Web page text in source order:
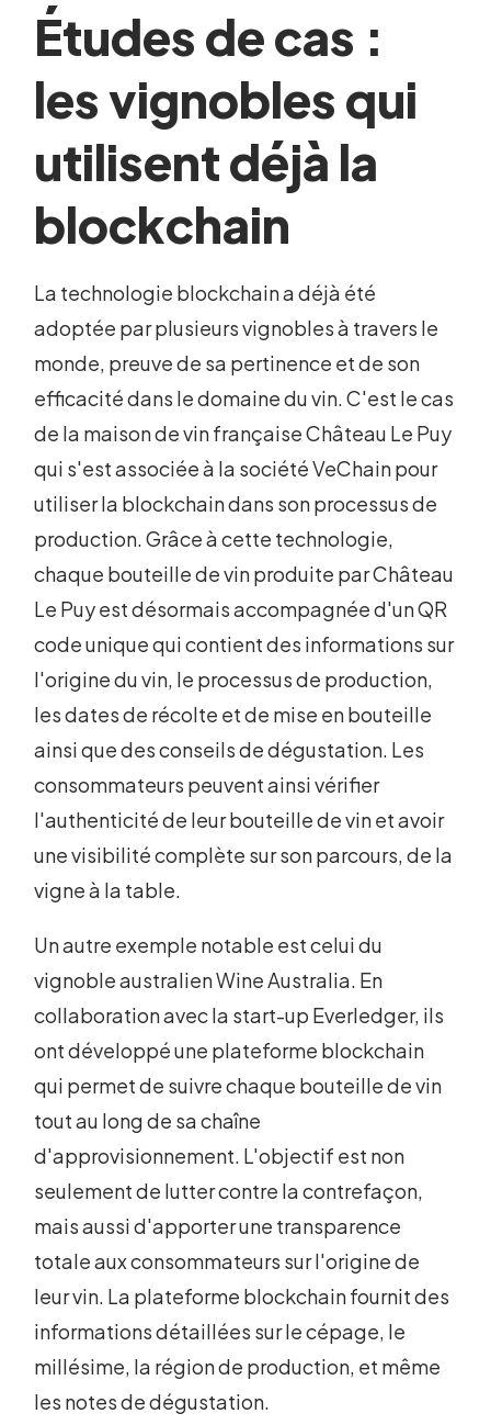
Études de cas :
les vignobles qui
utilisent déjà la
blockchain
La technologie blockchain a déjà été
adoptée par plusieurs vignobles à travers le
monde, preuve de sa pertinence et de son
efficacité dans le domaine du vin. C'est le cas
de la maison de vin française Château Le Puy
qui s'est associée à la société VeChain pour
utiliser la blockchain dans son processus de
production. Grâce à cette technologie,
chaque bouteille de vin produite par Château
Le Puy est désormais accompagnée d'un QR
code unique qui contient des informations sur
l'origine du vin, le processus de production,
les dates de récolte et de mise en bouteille
ainsi que des conseils de dégustation. Les
consommateurs peuvent ainsi vérifier
l'authenticité de leur bouteille de vin et avoir
une visibilité complète sur son parcours, de la
vigne à la table.
Un autre exemple notable est celui du
vignoble australien Wine Australia. En
collaboration avec la start-up Everledger, ils
ont développé une plateforme blockchain
qui permet de suivre chaque bouteille de vin
tout au long de sa chaîne
d'approvisionnement. L'objectif est non
seulement de lutter contre la contrefaçon,
mais aussi d'apporter une transparence
totale aux consommateurs sur l'origine de
leur vin. La plateforme blockchain fournit des
informations détaillées sur le cépage, le
millésime, la région de production, et même
les notes de dégustation.